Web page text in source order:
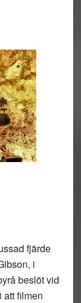
fjärde
i
beslöt vid
att filmen